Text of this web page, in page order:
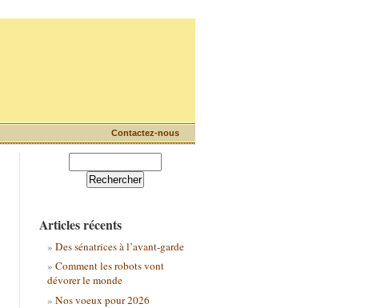
Contactez-nous
Articles récents
Des sénatrices à l’avant-garde
Comment les robots vont
dévorer le monde
Nos voeux pour 2026